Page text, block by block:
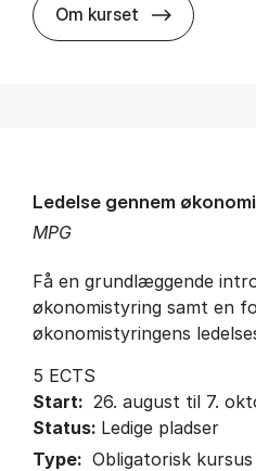
Om kurset about
MPG
Ledelse gennem
Få en grundlæggende
økonomistyring samt en
økonomistyringens
5 ECTS
Start: 26. august til 7.
Status: Ledige pladser
Type: Obligatorisk